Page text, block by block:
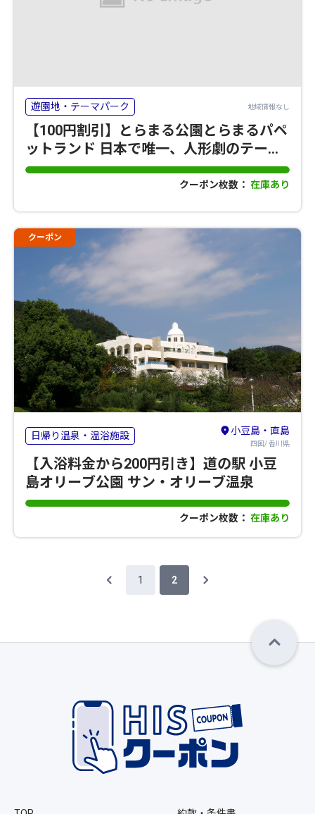
遊園地・テーマパーク 地域情報なし
【100円割引】とらまる公園とらまるパペ
ットランド 日本で唯一、人形劇のテーマ
パーク
クーポン枚数： 在庫あり
クーポン
日帰り温泉・温浴施設 小豆島・直島
四国/ 香川県
【入浴料金から200円引き】道の駅 小豆
島オリーブ公園 サン・オリーブ温泉
クーポン枚数： 在庫あり
1 2